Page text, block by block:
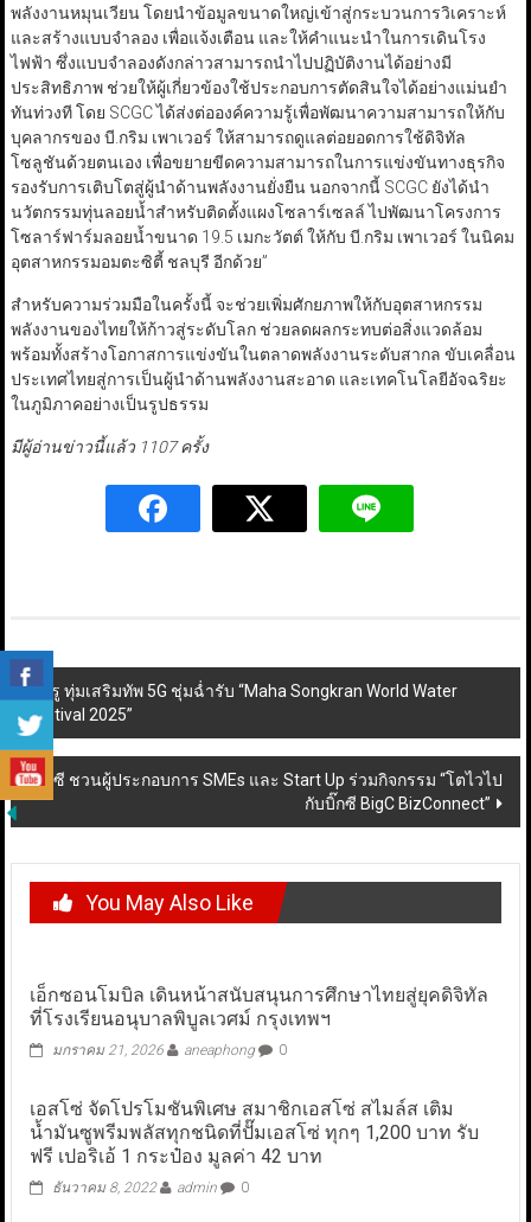
พลังงานหมุนเวียน โดยนำข้อมูลขนาดใหญ่เข้าสู่กระบวนการวิเคราะห์
และสร้างแบบจำลอง เพื่อแจ้งเตือน และให้คำแนะนำในการเดินโรง
ไฟฟ้า ซึ่งแบบจำลองดังกล่าวสามารถนำไปปฏิบัติงานได้อย่างมี
ประสิทธิภาพ ช่วยให้ผู้เกี่ยวข้องใช้ประกอบการตัดสินใจได้อย่างแม่นยำ
ทันท่วงที โดย SCGC ได้ส่งต่อองค์ความรู้เพื่อพัฒนาความสามารถให้กับ
บุคลากรของ บี.กริม เพาเวอร์ ให้สามารถดูแลต่อยอดการใช้ดิจิทัล
โซลูชันด้วยตนเอง เพื่อขยายขีดความสามารถในการแข่งขันทางธุรกิจ
รองรับการเติบโตสู่ผู้นำด้านพลังงานยั่งยืน นอกจากนี้ SCGC ยังได้นำ
นวัตกรรมทุ่นลอยน้ำสำหรับติดตั้งแผงโซลาร์เซลล์ ไปพัฒนาโครงการ
โซลาร์ฟาร์มลอยน้ำขนาด 19.5 เมกะวัตต์ ให้กับ บี.กริม เพาเวอร์ ในนิคม
อุตสาหกรรมอมตะซิตี้ ชลบุรี อีกด้วย”
สำหรับความร่วมมือในครั้งนี้ จะช่วยเพิ่มศักยภาพให้กับอุตสาหกรรม
พลังงานของไทยให้ก้าวสู่ระดับโลก ช่วยลดผลกระทบต่อสิ่งแวดล้อม
พร้อมทั้งสร้างโอกาสการแข่งขันในตลาดพลังงานระดับสากล ขับเคลื่อน
ประเทศไทยสู่การเป็นผู้นำด้านพลังงานสะอาด และเทคโนโลยีอัจฉริยะ
ในภูมิภาคอย่างเป็นรูปธรรม
มีผู้อ่านข่าวนี้แล้ว 1107 ครั้ง
Post
navigation
ทรู ทุ่มเสริมทัพ 5G ชุ่มฉ่ำรับ “Maha Songkran World Water
Festival 2025”
บิ๊กซี ชวนผู้ประกอบการ SMEs และ Start Up ร่วมกิจกรรม “โตไวไป
กับบิ๊กซี BigC BizConnect”
You May Also Like
เอ็กซอนโมบิล เดินหน้าสนับสนุนการศึกษาไทยสู่ยุคดิจิทัล
ที่โรงเรียนอนุบาลพิบูลเวศม์ กรุงเทพฯ
มกราคม 21, 2026 aneaphong 0
เอสโซ่ จัดโปรโมชันพิเศษ สมาชิกเอสโซ่ สไมล์ส เติม
น้ำมันซูพรีมพลัสทุกชนิดที่ปั๊มเอสโซ่ ทุกๆ 1,200 บาท รับ
ฟรี เปอริเอ้ 1 กระป๋อง มูลค่า 42 บาท
ธันวาคม 8, 2022 admin 0